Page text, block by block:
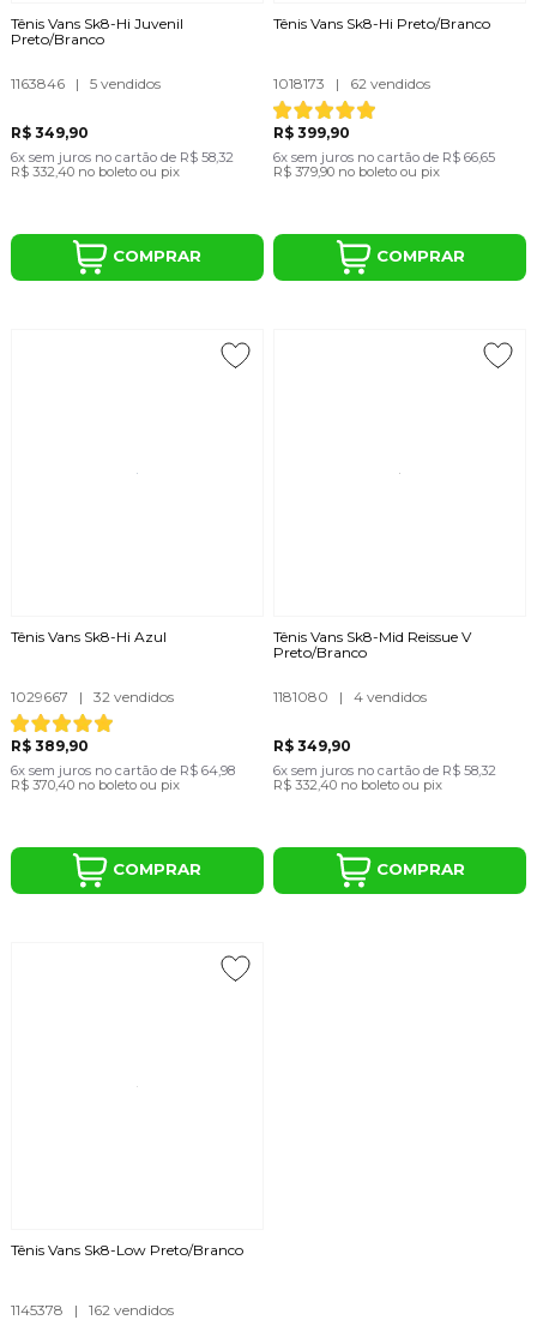
Tênis Vans Sk8-Hi Juvenil
Preto/Branco
1163846 | 5 vendidos
R$ 349,90
6x sem juros no cartãode R$ 58,32
R$ 332,40 no boleto ou pix
COMPRAR
Tênis Vans Sk8-Hi Preto/Branco
1018173 | 62 vendidos
R$ 399,90
6x sem juros no cartão de R$ 66,65
R$ 379,90 no boleto ou pix
COMPRAR
Tênis Vans Sk8-Hi Azul
1029667 | 32 vendidos
R$ 389,90
6x sem juros no cartãode R$ 64,98
R$ 370,40 no boleto ou pix
COMPRAR
Tênis Vans Sk8-Mid Reissue V
Preto/Branco
1181080 | 4 vendidos
R$ 349,90
6x sem juros no cartão de R$ 58,32
R$ 332,40 no boleto ou pix
COMPRAR
Tênis Vans Sk8-Low Preto/Branco
1145378 | 162 vendidos